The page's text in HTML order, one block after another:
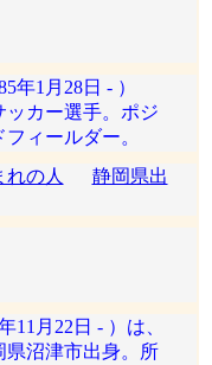
年1月28日 - ）
ッカー選手。ポジ
ィールダー。
れの人
静岡県出
11月22日 - ）は、
県沼津市出身。所